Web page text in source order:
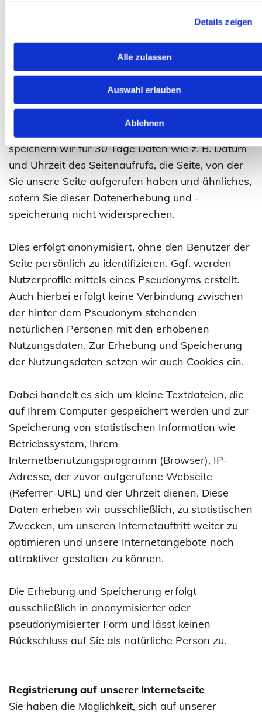
Details zeigen
Alle zulassen
Auswahl erlauben
Ablehnen
Interessen oder Grundrechte und Grundfreiheiten
personenbezogener Daten erfordern,
überwiegen.
speichern wir für 30 Tage Daten wie z. B. Datum
und Uhrzeit des Seitenaufrufs, die Seite, von der
Sie unsere Seite aufgerufen haben und ähnliches,
sofern Sie dieser Datenerhebung und -
speicherung nicht widersprechen.
Dies erfolgt anonymisiert, ohne den Benutzer der
Seite persönlich zu identifizieren. Ggf. werden
Nutzerprofile mittels eines Pseudonyms erstellt.
Auch hierbei erfolgt keine Verbindung zwischen
der hinter dem Pseudonym stehenden
natürlichen Personen mit den erhobenen
Nutzungsdaten. Zur Erhebung und Speicherung
der Nutzungsdaten setzen wir auch Cookies ein.
Dabei handelt es sich um kleine Textdateien, die
auf Ihrem Computer gespeichert werden und zur
Speicherung von statistischen Information wie
Betriebssystem, Ihrem
Internetbenutzungsprogramm (Browser), IP-
Adresse, der zuvor aufgerufene Webseite
(Referrer-URL) und der Uhrzeit dienen. Diese
Daten erheben wir ausschließlich, zu statistischen
Zwecken, um unseren Internetauftritt weiter zu
optimieren und unsere Internetangebote noch
attraktiver gestalten zu können.
Die Erhebung und Speicherung erfolgt
ausschließlich in anonymisierter oder
pseudonymisierter Form und lässt keinen
Rückschluss auf Sie als natürliche Person zu.
Registrierung auf unserer Internetseite
Sie haben die Möglichkeit, sich auf unserer